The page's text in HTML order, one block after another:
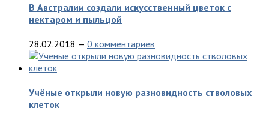
В Австралии создали искусственный цветок с
нектаром и пыльцой
28.02.2018 — 0 комментариев
Учёные открыли новую разновидность стволовых
клеток